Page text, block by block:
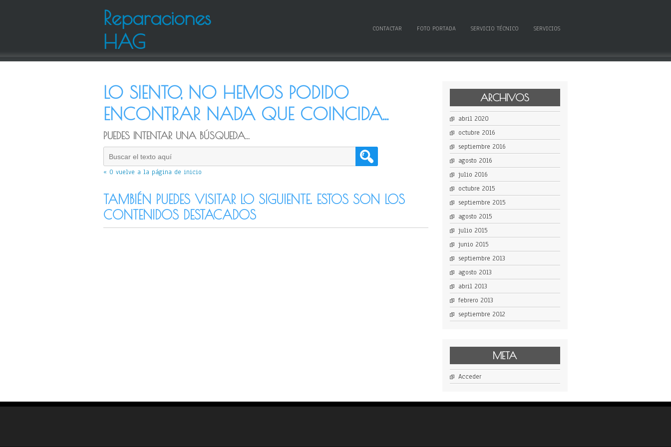
Reparaciones
HAG
CONTACTAR FOTO PORTADA SERVICIO TÉCNICO SERVICIOS
LO SIENTO, NO HEMOS PODIDO
ENCONTRAR NADA QUE COINCIDA...
PUEDES INTENTAR UNA BÚSQUEDA...
« O vuelve a la página de inicio
TAMBIÉN PUEDES VISITAR LO SIGUIENTE. ESTOS SON LOS
CONTENIDOS DESTACADOS
ARCHIVOS
abril 2020
octubre 2016
septiembre 2016
agosto 2016
julio 2016
octubre 2015
septiembre 2015
agosto 2015
julio 2015
junio 2015
septiembre 2013
agosto 2013
abril 2013
febrero 2013
septiembre 2012
META
Acceder